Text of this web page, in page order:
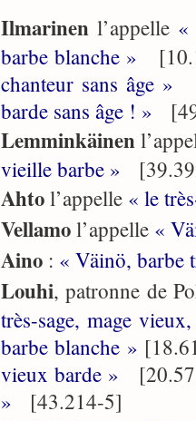
Ilmarinen l’appelle «
barbe blanche »
chanteur sans âge »
barde sans âge ! »
Lemminkäinen
vieille barbe »
Ahto l’appelle « le
Vellamo l’appelle «
Aino : « Väinö, barbe
Louhi, patronne de
très-sage, mage
barbe blanche »
vieux barde »
»
[43.214-5]